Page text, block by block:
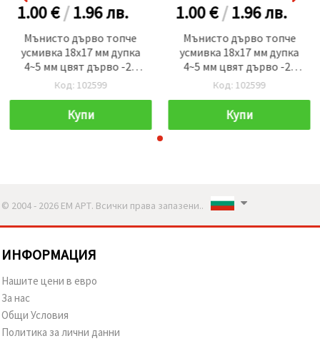
1.00 €/1.96лв.
Мънисто дърво топче
усмивка 18x17 мм дупка
4~5 мм цвят дърво -20
броя
Код: 102599
Купи
1.00 €/1.96лв.
Мънисто дърво топче
усмивка 18x17 мм дупка
4~5 мм цвят дърво -20
броя
Код: 102599
Купи
© 2004 - 2026 ЕМ АРТ. Всички права запазени..
ИНФОРМАЦИЯ
Нашите цени в евро
За нас
Общи Условия
Политика за лични данни